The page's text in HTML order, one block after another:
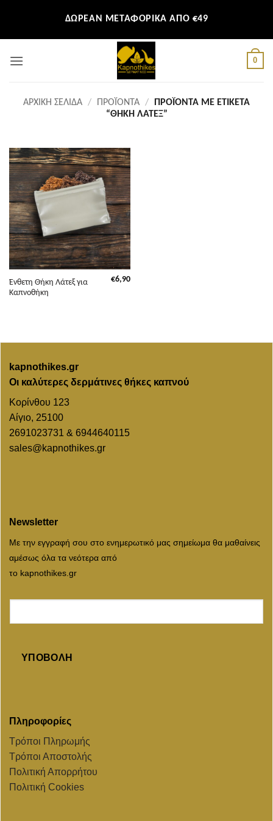
περιεχόμενο
ΔΩΡΕΑΝ ΜΕΤΑΦΟΡΙΚΑ ΑΠΟ €49
0
ΑΡΧΙΚΉ ΣΕΛΊΔΑ / ΠΡΟΪΌΝΤΑ /
ΠΡΟΪΌΝΤΑ ΜΕ ΕΤΙΚΈΤΑ
“ΘΉΚΗ ΛΆΤΕΞ”
Ένθετη Θήκη Λάτεξ για
Καπνοθήκη
€6,90
kapnothikes.gr
Οι καλύτερες δερμάτινες θήκες καπνού
Κορίνθου 123
Αίγιο, 25100
2691023731 & 6944640115
sales@kapnothikes.gr
Πληροφορίες
Τρόποι Πληρωμής
Τρόποι Αποστολής
Πολιτική Απορρήτου
Πολιτική Cookies
Newsletter
Με την εγγραφή σου στο ενημερωτικό μας σημείωμα θα μαθαίνεις
αμέσως όλα τα νεότερα από
το kapnothikes.gr
ΥΠΟΒΟΛΉ